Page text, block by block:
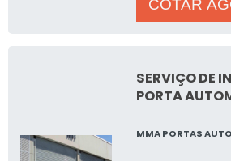
COTAR
SERVIÇO DE
PORTA
MMA PORTAS